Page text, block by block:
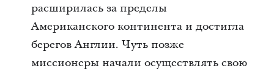
расширилась за пределы
Американского континента и достигла
берегов Англии. Чуть позже
миссионеры начали осуществлять свою